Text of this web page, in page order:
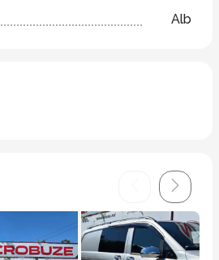
Alb